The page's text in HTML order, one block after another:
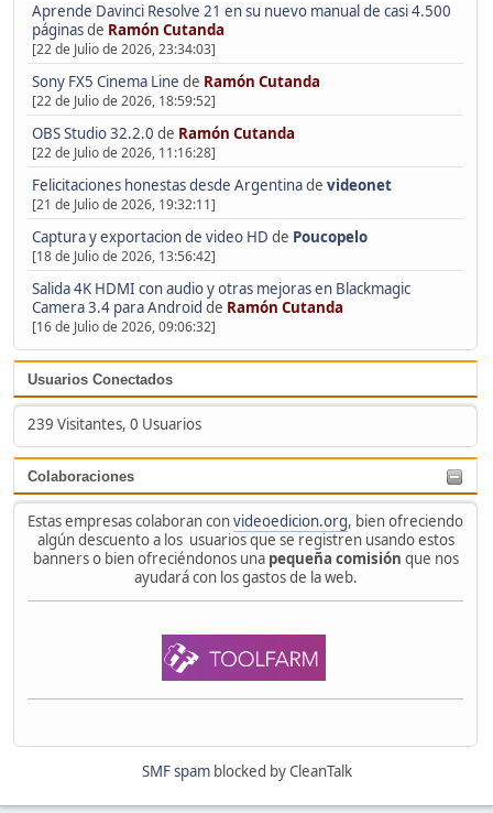
Aprende Davinci Resolve 21 en su nuevo manual de casi 4.500
páginasde Ramón Cutanda
[22 de Julio de 2026, 23:34:03]
Sony FX5 Cinema Line de Ramón Cutanda
[22 de Julio de 2026, 18:59:52]
OBS Studio 32.2.0 de Ramón Cutanda
[22 de Julio de 2026, 11:16:28]
Felicitaciones honestas desde Argentinade videonet
[21 de Julio de 2026, 19:32:11]
Captura y exportacion de video HD de Poucopelo
[18 de Julio de 2026, 13:56:42]
Salida 4K HDMI con audio y otras mejoras en Blackmagic
Camera 3.4 para Android de Ramón Cutanda
[16 de Julio de 2026, 09:06:32]
Usuarios Conectados
239 Visitantes, 0 Usuarios
Colaboraciones
Estas empresas colaboran convideoedicion.org, bien ofreciendo
algún descuento a los usuarios que se registren usando estos
banners o bien ofreciéndonos una pequeña comisión que nos
ayudará con los gastos de la web.
SMF spamblocked by CleanTalk